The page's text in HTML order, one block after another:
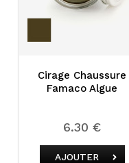
Cirage Chaussure
Famaco Algue
6.30 €
AJOUTER